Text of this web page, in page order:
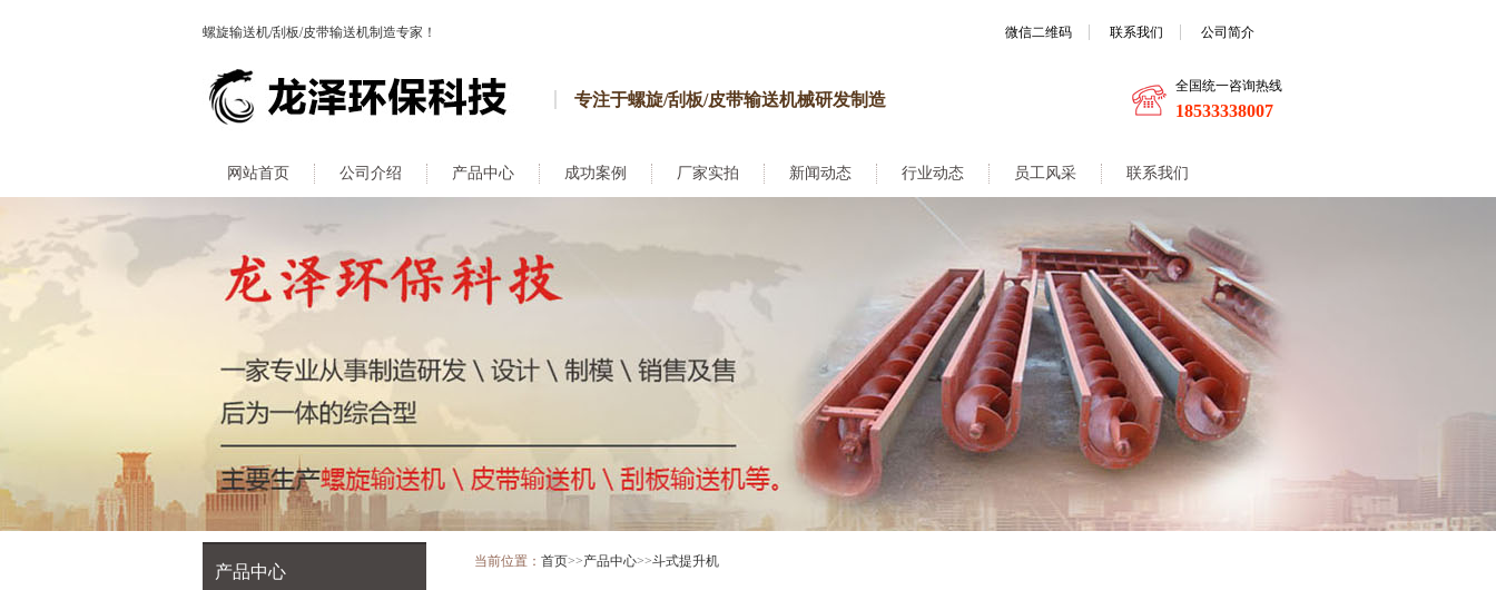
螺旋输送机/刮板/皮带输送机制造专家！ 微信二维码 联系我们 公司简介
专注于螺旋/刮板/皮带输送机械研发制造
全国统一咨询热线
18533338007
网站首页 公司介绍 产品中心 成功案例 厂家实拍 新闻动态 行业动态 员工风采 联系我们
产品中心
当前位置： 首页>>产品中心>>斗式提升机